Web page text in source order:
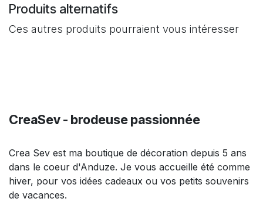
Produits alternatifs
Ces autres produits pourraient vous intéresser
CreaSev - brodeuse passionnée
Crea Sev est ma boutique de décoration depuis 5 ans
dans le coeur d'Anduze. Je vous accueille été comme
hiver, pour vos idées cadeaux ou vos petits souvenirs
de vacances.